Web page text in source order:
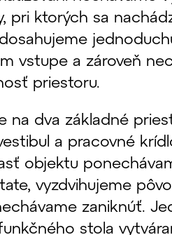
pri ktorých sa
vstupe a zároveň
priestoru.
na dva základné
a pracovné
objektu
vyzdvihujeme
zaniknúť.
stola